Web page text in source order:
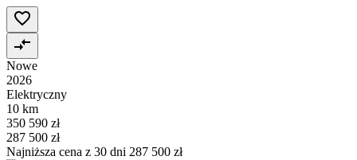
Nowe
2026
Elektryczny
10 km
350 590 zł
287 500 zł
Najniższa cena z 30 dni 287 500 zł